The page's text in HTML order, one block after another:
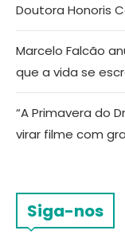
Doutora Honoris
Marcelo Falcão
que a vida se
“A Primavera do
virar filme com
Siga-nos